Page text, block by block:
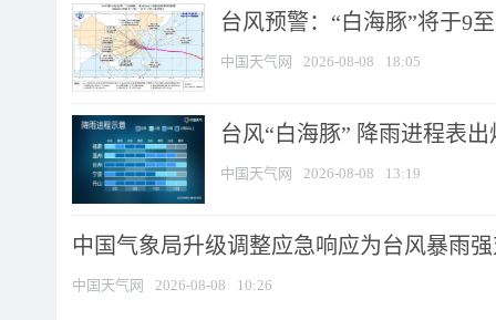
台风预警：“白海豚”将于9
中国天气网 2026-08-08 18:05
台风“白海豚” 降雨进程表
中国天气网 2026-08-08 13:19
中国气象局升级调整应急响应为台风暴雨
中国天气网 2026-08-08 10:26